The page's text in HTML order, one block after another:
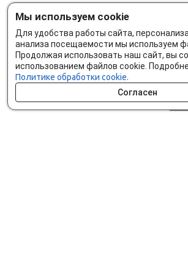
Мы используем cookie
Для удобства работы сайта,
анализа посещаемости мы используем
Продолжая использовать наш сайт, вы
использованием файлов cookie.
Политике обработки cookie.
Согласен